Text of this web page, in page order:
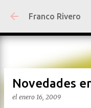
Ir al
Franco Rivero
Novedades
el enero 16, 2009